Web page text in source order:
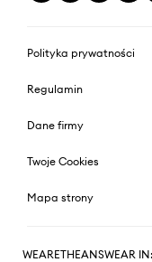
Polityka prywatności
Regulamin
Dane firmy
Twoje Cookies
Mapa strony
WEARETHEANSWEAR IN: